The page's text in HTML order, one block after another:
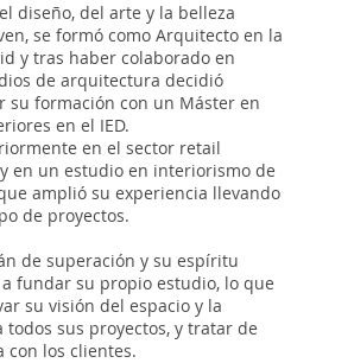
diseño, del arte y la belleza
se formó como Arquitecto en la
y tras haber colaborado en
de arquitectura decidió
su formación con un Máster en
en el IED.
en el sector retail
en un estudio en interiorismo de
amplió su experiencia llevando
de proyectos.
de superación y su espíritu
fundar su propio estudio, lo que
su visión del espacio y la
sus proyectos, y tratar de
con los clientes.